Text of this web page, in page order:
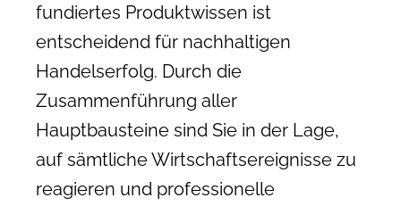
fundiertes Produktwissen ist
entscheidend für nachhaltigen
Handelserfolg. Durch die
Zusammenführung aller
Hauptbausteine sind Sie in der Lage,
auf sämtliche Wirtschaftsereignisse zu
reagieren und professionelle